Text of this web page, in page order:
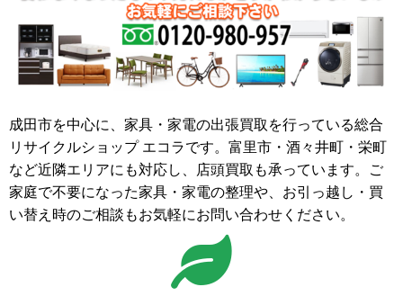
成田市を中心に、家具・家電の出張買取を行っている総合
リサイクルショップ エコラです。富里市・酒々井町・栄町
など近隣エリアにも対応し、店頭買取も承っています。ご
家庭で不要になった家具・家電の整理や、お引っ越し・買
い替え時のご相談もお気軽にお問い合わせください。